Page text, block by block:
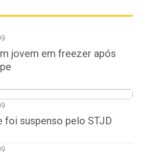
jovem em freezer após
foi suspenso pelo STJD